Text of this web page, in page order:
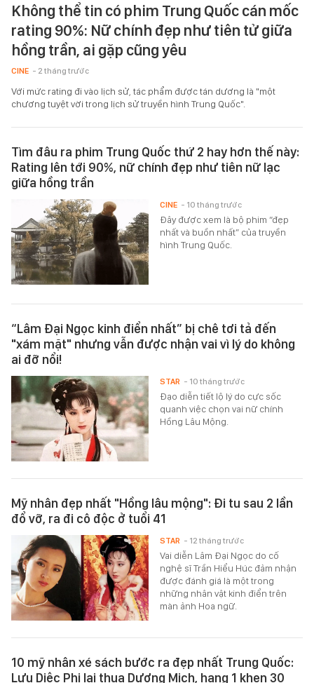
Không thể tin có phim Trung Quốc cán mốc
rating 90%: Nữ chính đẹp như tiên tử giữa
hồng trần, ai gặp cũng yêu
CINE - 2 tháng trước
Với mức rating đi vào lịch sử, tác phẩm được tán dương là "một
chương tuyệt vời trong lịch sử truyền hình Trung Quốc".
Tìm đâu ra phim Trung Quốc thứ 2 hay hơn thế này:
Rating lên tới 90%, nữ chính đẹp như tiên nữ lạc
giữa hồng trần
Đây được xem là bộ phim “đẹp
nhất và buồn nhất” của truyền
hình Trung Quốc.
CINE - 10 tháng trước
“Lâm Đại Ngọc kinh điển nhất” bị chê tơi tả đến
"xám mặt" nhưng vẫn được nhận vai vì lý do không
ai đỡ nổi!
Đạo diễn tiết lộ lý do cực sốc
quanh việc chọn vai nữ chính
Hồng Lâu Mộng.
STAR - 10 tháng trước
Mỹ nhân đẹp nhất "Hồng lâu mộng": Đi tu sau 2 lần
đổ vỡ, ra đi cô độc ở tuổi 41
Vai diễn Lâm Đại Ngọc do cố
nghệ sĩ Trần Hiểu Húc đảm nhận
được đánh giá là một trong
những nhân vật kinh điển trên
màn ảnh Hoa ngữ.
STAR - 12 tháng trước
10 mỹ nhân xé sách bước ra đẹp nhất Trung Quốc:
Lưu Diệc Phi lại thua Dương Mịch, hạng 1 khen 30